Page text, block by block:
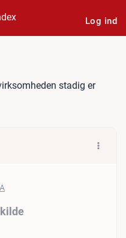
Log ind
stadig er